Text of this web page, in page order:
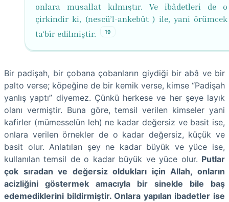
onlara musallat kılmıştır. Ve ibâdetleri de
çirkindir ki, (nescü’l-ankebût ) ile, yani
ta‘bîr edilmiştir.
19
Bir padişah, bir çobana çobanların giydiği bir abâ ve bir
palto verse; köpeğine de bir kemik verse, kimse “Padişah
yanlış yaptı” diyemez. Çünkü herkese ve her şeye layık
olanı vermiştir. Buna göre, temsil verilen kimseler yani
kafirler (mümesselün leh) ne kadar değersiz ve basit ise,
onlara verilen örnekler de o kadar değersiz, küçük ve
basit olur. Anlatılan şey ne kadar büyük ve yüce ise,
kullanılan temsil de o kadar büyük ve yüce olur. Putlar
çok sıradan ve değersiz oldukları için Allah, onların
acizliğini göstermek amacıyla bir sinekle bile baş
edemediklerini bildirmiştir. Onlara yapılan ibadetler ise